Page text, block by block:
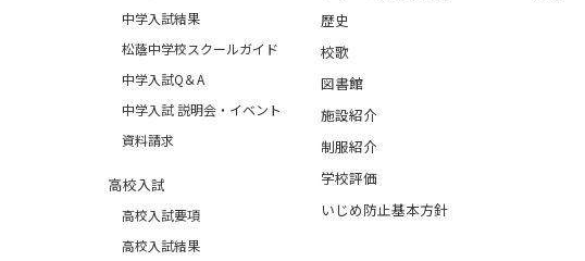
中学入試結果
松蔭中学校スクールガイド
中学入試Q＆A
中学入試 説明会・イベント
資料請求
高校入試
高校入試要項
高校入試結果
歴史
校歌
図書館
施設紹介
制服紹介
学校評価
いじめ防止基本方針